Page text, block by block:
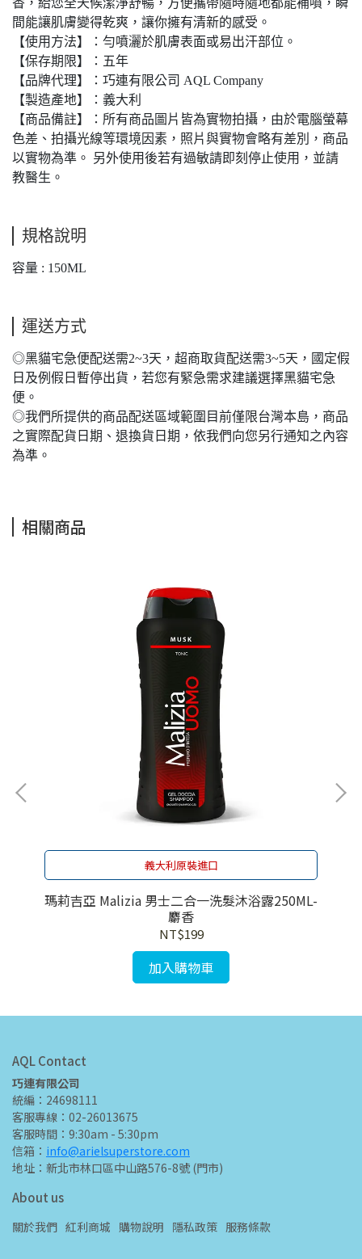
香，給您全天候潔淨舒暢，方便攜帶隨時隨地都能補噴，瞬
間能讓肌膚變得乾爽，讓你擁有清新的感受。
【使用方法】：勻噴灑於肌膚表面或易出汗部位。
【保存期限】：五年
【品牌代理】：巧連有限公司 AQL Company
【製造產地】：義大利
【商品備註】：所有商品圖片皆為實物拍攝，由於電腦螢幕
色差、拍攝光線等環境因素，照片與實物會略有差別，商品
以實物為準。 另外使用後若有過敏請即刻停止使用，並請
教醫生。
規格說明
容量 : 150ML
運送方式
◎黑貓宅急便配送需2~3天，超商取貨配送需3~5天，國定假
日及例假日暫停出貨，若您有緊急需求建議選擇黑貓宅急
便。
◎我們所提供的商品配送區域範圍目前僅限台灣本島，商品
之實際配貨日期、退換貨日期，依我們向您另行通知之內容
為準。
相關商品
義大利原裝進口
瑪莉吉亞 Malizia 男士二合一洗髮沐浴露250ML-
麝香
NT$199
加入購物車
AQL Contact
巧連有限公司
統編：24698111
客服專線：02-26013675
客服時間：9:30am - 5:30pm
信箱： info@arielsuperstore.com
地址：新北市林口區中山路576-8號 (門市)
About us
關於我們 紅利商城 購物說明 隱私政策 服務條款